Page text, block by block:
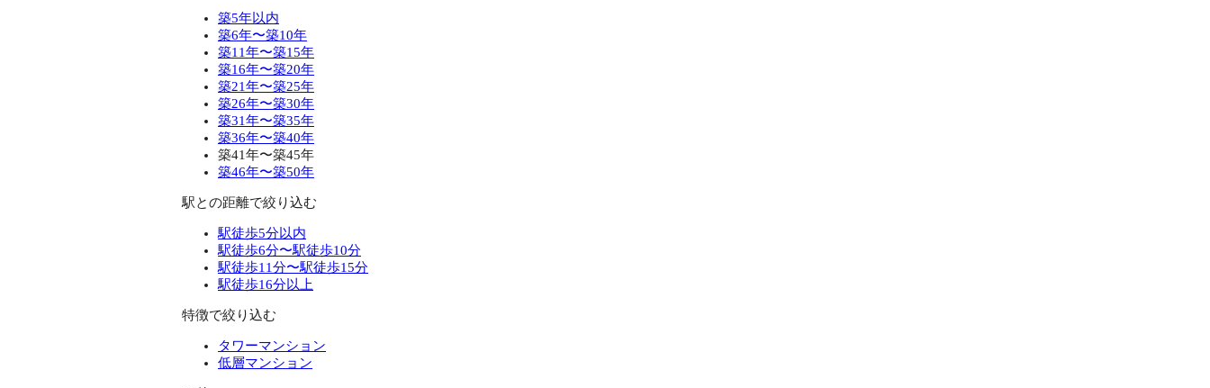
築5年以内
築6年〜築10年
築11年〜築15年
築16年〜築20年
築21年〜築25年
築26年〜築30年
築31年〜築35年
築36年〜築40年
築41年〜築45年
築46年〜築50年
駅との距離で絞り込む
駅徒歩5分以内
駅徒歩6分〜駅徒歩10分
駅徒歩11分〜駅徒歩15分
駅徒歩16分以上
特徴で絞り込む
タワーマンション
低層マンション